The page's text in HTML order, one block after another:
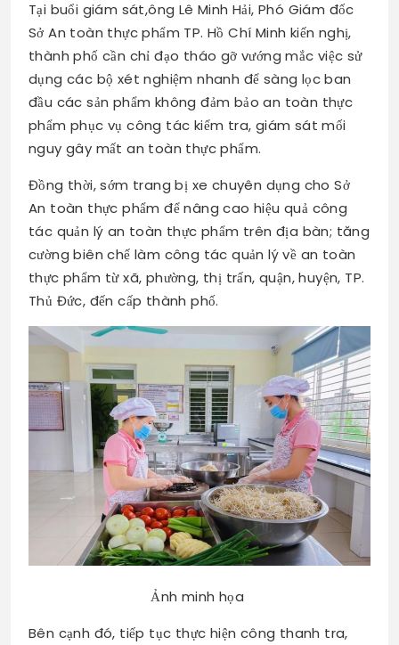
Tại buổi giám sát,ông Lê Minh Hải, Phó Giám đốc
Sở An toàn thực phẩm TP. Hồ Chí Minh kiến nghị,
thành phố cần chỉ đạo tháo gỡ vướng mắc việc sử
dụng các bộ xét nghiệm nhanh để sàng lọc ban
đầu các sản phẩm không đảm bảo an toàn thực
phẩm phục vụ công tác kiểm tra, giám sát mối
nguy gây mất an toàn thực phẩm.
Đồng thời, sớm trang bị xe chuyên dụng cho Sở
An toàn thực phẩm để nâng cao hiệu quả công
tác quản lý an toàn thực phẩm trên địa bàn; tăng
cường biên chế làm công tác quản lý về an toàn
thực phẩm từ xã, phường, thị trấn, quận, huyện, TP.
Thủ Đức, đến cấp thành phố.
Ảnh minh họa
Bên cạnh đó, tiếp tục thực hiện công thanh tra,